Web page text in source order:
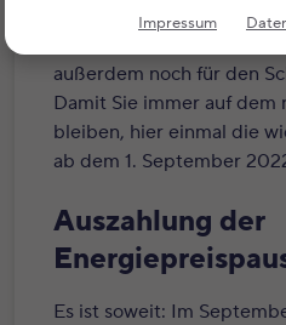
Impressum
Gebäuden und die
außerdem noch für den
Damit Sie immer auf dem
bleiben, hier einmal die
ab dem 1. September
Auszahlung der
Es ist soweit: Im